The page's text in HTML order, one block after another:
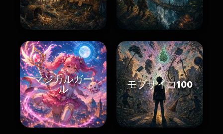
マジカルガー
ル
モブサイコ100